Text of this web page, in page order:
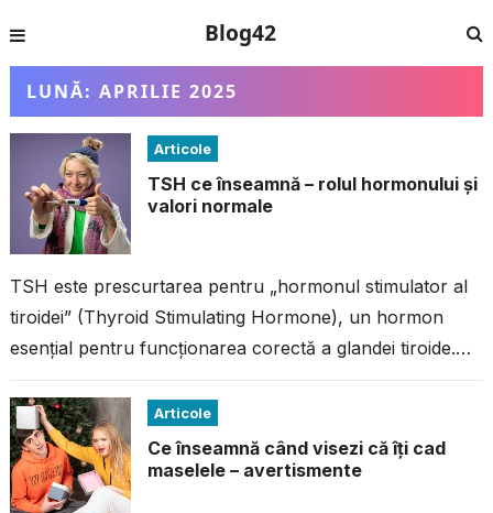
Blog42
LUNĂ: APRILIE 2025
Articole
TSH ce înseamnă – rolul hormonului și
valori normale
TSH este prescurtarea pentru „hormonul stimulator al
tiroidei” (Thyroid Stimulating Hormone), un hormon
esențial pentru funcționarea corectă a glandei tiroide.
Articole
Ce înseamnă când visezi că îți cad
maselele – avertismente